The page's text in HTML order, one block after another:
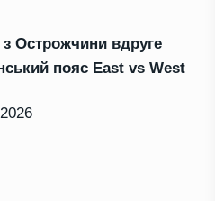
Острожчини вдруге
пояс East vs West